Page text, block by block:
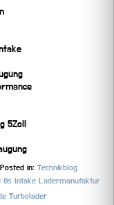
5Zoll
Posted in: Technikblog
8s Intake Ladermanufaktur
Turbolader